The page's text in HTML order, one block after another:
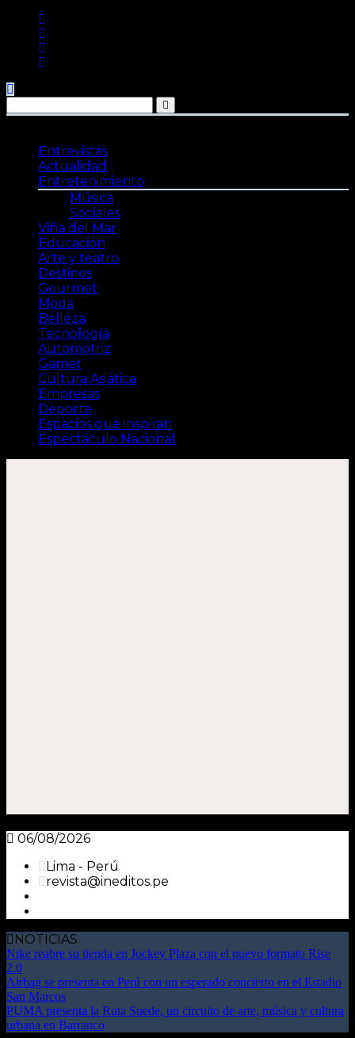
contenido
Entrevistas
Actualidad
Entretenimiento
Música
Sociales
Viña del Mar
Educación
Arte y teatro
Destinos
Gourmet
Moda
Belleza
Tecnología
Automotriz
Gamer
Cultura Asiática
Empresas
Deporte
Espacios que inspiran
Espectáculo Nacional
06/08/2026
Lima - Perú
revista@ineditos.pe
NOTICIAS
Nike reabre su tienda en Jockey Plaza con el nuevo formato Rise
2.0
Airbag se presenta en Perú con un esperado concierto en el Estadio
San Marcos
PUMA presenta la Ruta Suede, un circuito de arte, música y cultura
urbana en Barranco